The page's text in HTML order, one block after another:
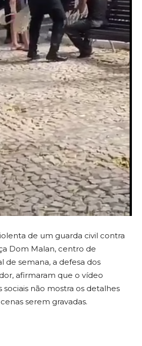
de um guarda civil contra
Dom Malan, centro de
de semana, a defesa dos
afirmaram que o vídeo
sociais não mostra os detalhes
serem gravadas.